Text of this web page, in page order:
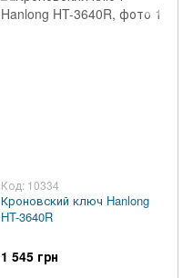
Код: 10334
Кроновский ключ Hanlong
HT-3640R
1 545 грн